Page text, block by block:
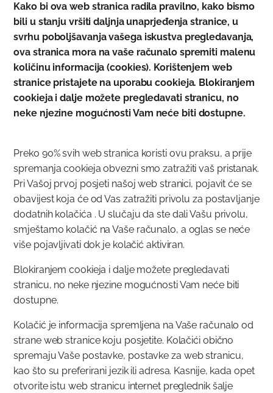
Kako bi ova web stranica radila pravilno, kako bismo
bili u stanju vršiti daljnja unaprjeđenja stranice, u
svrhu poboljšavanja vašega iskustva pregledavanja,
ova stranica mora na vaše računalo spremiti malenu
količinu informacija (cookies). Korištenjem web
stranice pristajete na uporabu cookieja. Blokiranjem
cookieja i dalje možete pregledavati stranicu, no
neke njezine mogućnosti Vam neće biti dostupne.
Preko 90% svih web stranica koristi ovu praksu, a prije
spremanja cookieja obvezni smo zatražiti vaš pristanak.
Pri Vašoj prvoj posjeti našoj web stranici, pojavit će se
obavijest koja će od Vas zatražiti privolu za postavljanje
dodatnih kolačića . U slučaju da ste dali Vašu privolu,
smještamo kolačić na Vaše računalo, a oglas se neće
više pojavljivati dok je kolačić aktiviran.
Blokiranjem cookieja i dalje možete pregledavati
stranicu, no neke njezine mogućnosti Vam neće biti
dostupne.
Kolačić je informacija spremljena na Vaše računalo od
strane web stranice koju posjetite. Kolačići obično
spremaju Vaše postavke, postavke za web stranicu,
kao što su preferirani jezik ili adresa. Kasnije, kada opet
otvorite istu web stranicu internet preglednik šalje